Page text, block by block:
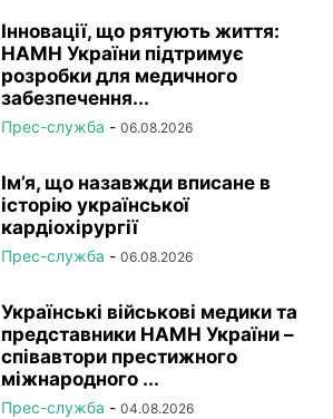
Інновації, що рятують життя:
НАМН України підтримує
розробки для медичного
забезпечення...
Прес-служба - 06.08.2026
Ім’я, що назавжди вписане в
історію української
кардіохірургії
Прес-служба - 06.08.2026
Українські військові медики та
представники НАМН України –
співавтори престижного
міжнародного ...
Прес-служба - 04.08.2026